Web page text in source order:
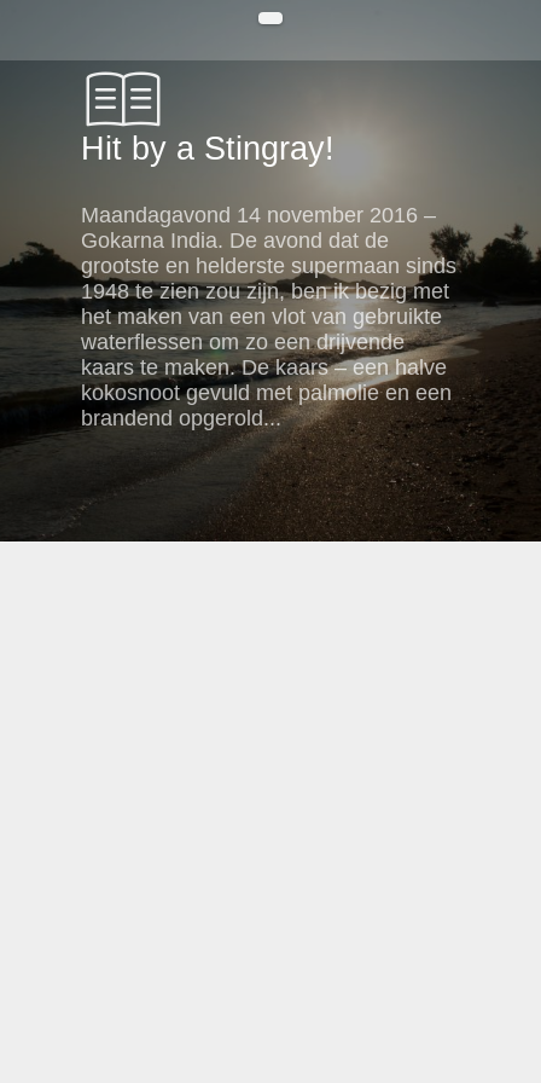
Hit by a Stingray!
Maandagavond 14 november 2016 –
Gokarna India. De avond dat de
grootste en helderste supermaan sinds
1948 te zien zou zijn, ben ik bezig met
het maken van een vlot van gebruikte
waterflessen om zo een drijvende
kaars te maken. De kaars – een halve
kokosnoot gevuld met palmolie en een
brandend opgerold...